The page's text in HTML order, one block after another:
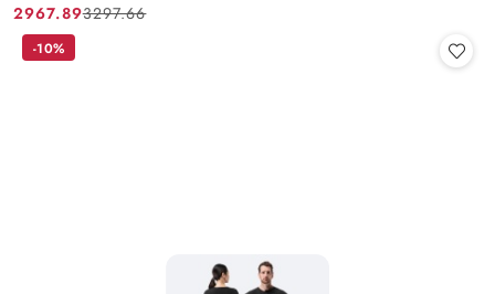
Cena
promocyjna:
2967.89
Cena
przed
3297.66
-10%